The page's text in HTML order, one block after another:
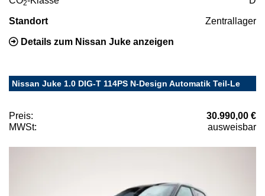
2
Standort Zentrallager
Details zum Nissan Juke anzeigen
Nissan Juke 1.0 DIG-T 114PS N-Design Automatik Teil-Le
Preis:
30.990,00 €
MWSt:
ausweisbar